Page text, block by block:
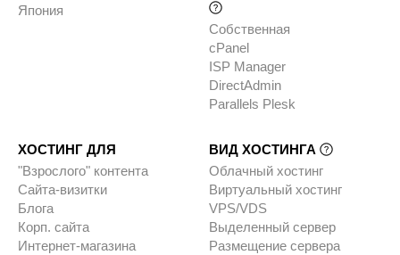
Япония
Собственная
cPanel
ISP Manager
DirectAdmin
Parallels Plesk
ХОСТИНГ ДЛЯ
"Взрослого" контента
Сайта-визитки
Блога
Корп. сайта
Интернет-магазина
ВИД ХОСТИНГА
Облачный хостинг
Виртуальный хостинг
VPS/VDS
Выделенный сервер
Размещение сервера